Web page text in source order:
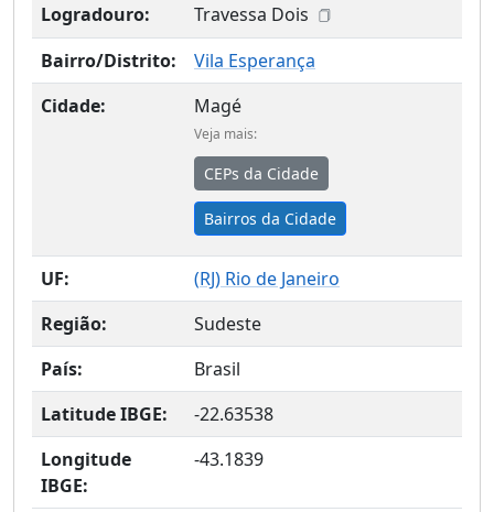
Logradouro:
Travessa Dois
Bairro/Distrito:
Vila Esperança
Cidade:
Magé
Veja mais:
CEPs da Cidade
Bairros da Cidade
UF: (RJ) Rio de Janeiro
Região:
Sudeste
País:
Brasil
Latitude IBGE:
-22.63538
Longitude
IBGE:
-43.1839